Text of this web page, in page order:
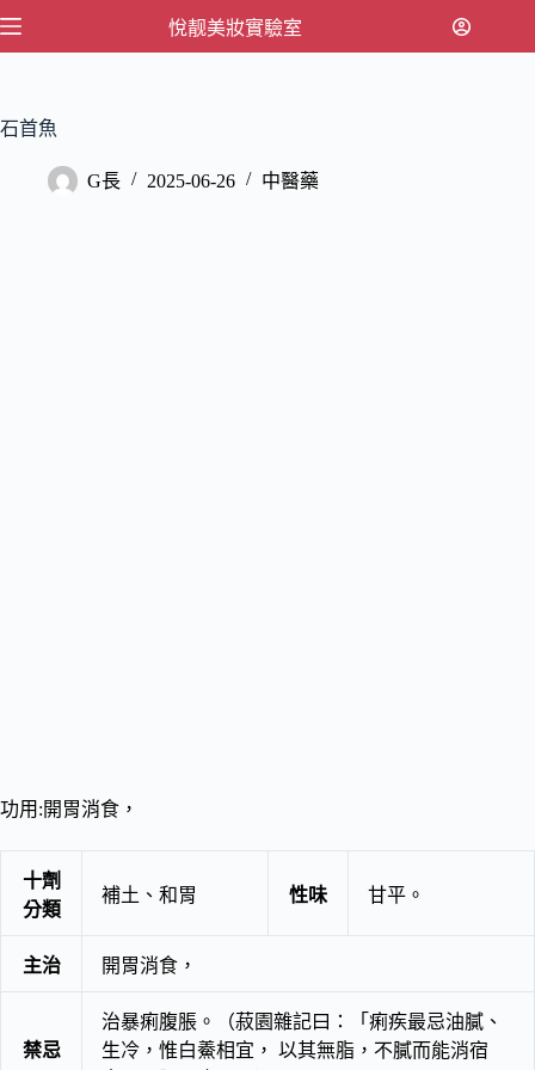
跳
內
悅靓美妝實驗室
石首魚
G長 2025-06-26 中醫藥
功用:開胃消食，
十劑
分類
補土、和胃 性味 甘平。
主治 開胃消食，
禁忌
治暴痢腹脹。（菽園雜記曰：「痢疾最忌油膩、
生冷，惟白鯗相宜， 以其無脂，不膩而能消宿